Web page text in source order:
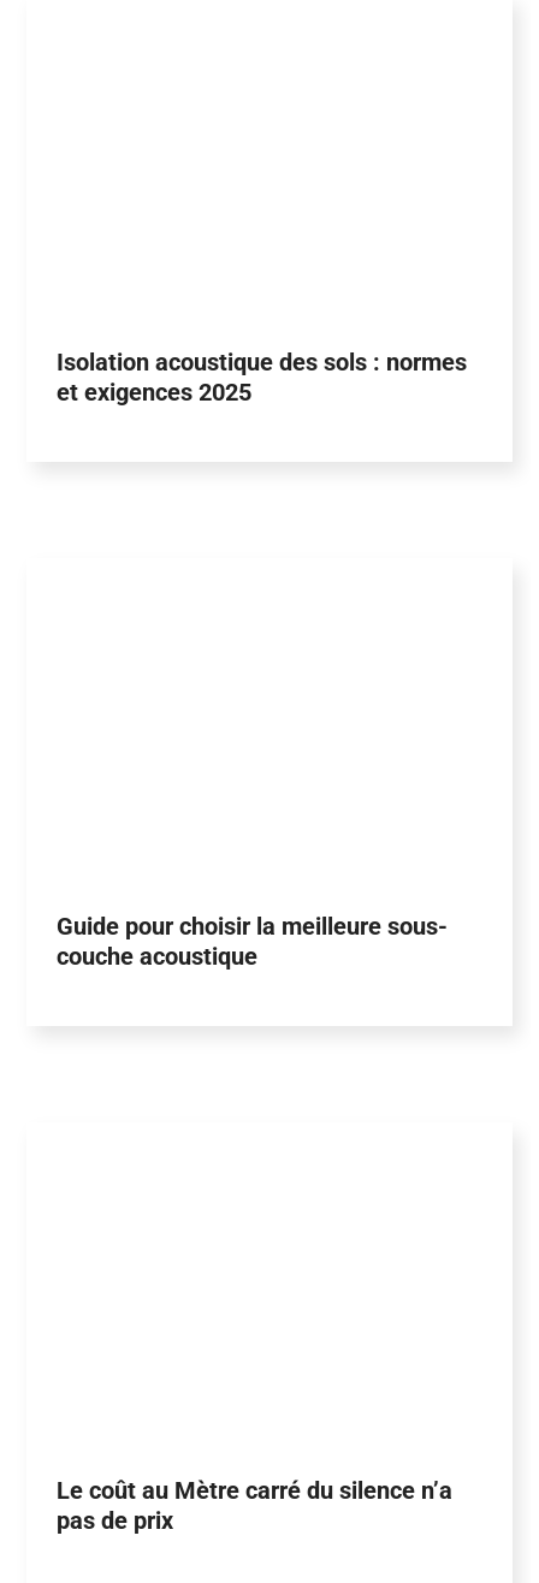
Isolation acoustique des sols : normes
et exigences 2025
Guide pour choisir la meilleure sous-
couche acoustique
Le coût au Mètre carré du silence n’a
pas de prix